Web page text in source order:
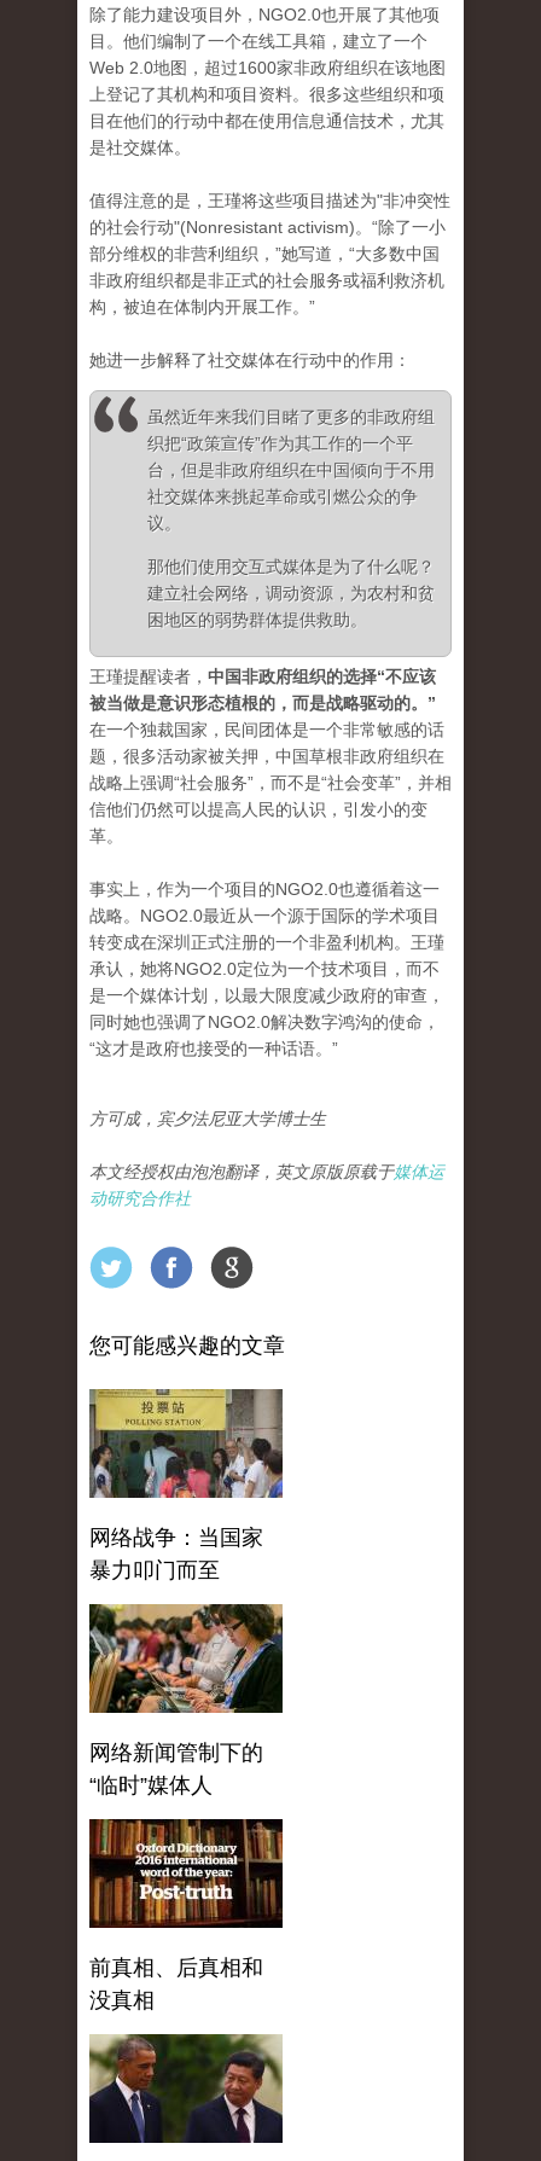
除了能力建设项目外，NGO2.0也开展了其他项
目。他们编制了一个在线工具箱，建立了一个
Web 2.0地图，超过1600家非政府组织在该地图
上登记了其机构和项目资料。很多这些组织和项
目在他们的行动中都在使用信息通信技术，尤其
是社交媒体。
值得注意的是，王瑾将这些项目描述为"非冲突性
的社会行动"(Nonresistant activism)。“除了一小
部分维权的非营利组织，”她写道，“大多数中国
非政府组织都是非正式的社会服务或福利救济机
构，被迫在体制内开展工作。”
她进一步解释了社交媒体在行动中的作用：
虽然近年来我们目睹了更多的非政府组
织把“政策宣传”作为其工作的一个平
台，但是非政府组织在中国倾向于不用
社交媒体来挑起革命或引燃公众的争
议。
那他们使用交互式媒体是为了什么呢？
建立社会网络，调动资源，为农村和贫
困地区的弱势群体提供救助。
王瑾提醒读者， 中国非政府组织的选择“不应该
被当做是意识形态植根的，而是战略驱动的。”
在一个独裁国家，民间团体是一个非常敏感的话
题，很多活动家被关押，中国草根非政府组织在
战略上强调“社会服务”，而不是“社会变革”，并相
信他们仍然可以提高人民的认识，引发小的变
革。
事实上，作为一个项目的NGO2.0也遵循着这一
战略。NGO2.0最近从一个源于国际的学术项目
转变成在深圳正式注册的一个非盈利机构。王瑾
承认，她将NGO2.0定位为一个技术项目，而不
是一个媒体计划，以最大限度减少政府的审查，
同时她也强调了NGO2.0解决数字鸿沟的使命，
“这才是政府也接受的一种话语。”
方可成，宾夕法尼亚大学博士生
本文经授权由泡泡翻译，英文原版原载于媒体运
动研究合作社
您可能感兴趣的文章
网络战争：当国家
暴力叩门而至
网络新闻管制下的
“临时”媒体人
前真相、后真相和
没真相